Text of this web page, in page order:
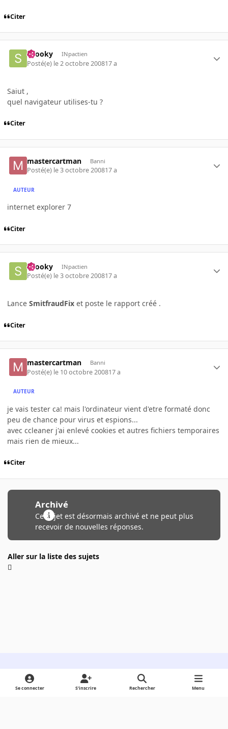
Citer
snooky INpactien
Posté(e) le 2 octobre 200817 a
Saiut ,
quel navigateur utilises-tu ?
Citer
mastercartman Banni
Posté(e) le 3 octobre 200817 a
AUTEUR
internet explorer 7
Citer
snooky INpactien
Posté(e) le 3 octobre 200817 a
Lance SmitfraudFix et poste le rapport créé .
Citer
mastercartman Banni
Posté(e) le 10 octobre 200817 a
AUTEUR
je vais tester ca! mais l'ordinateur vient d'etre formaté donc
peu de chance pour virus et espions...
avec ccleaner j'ai enlevé cookies et autres fichiers temporaires
mais rien de mieux...
Citer
Archivé
Ce sujet est désormais archivé et ne peut plus
recevoir de nouvelles réponses.
Aller sur la liste des sujets
Light ModeDark ModeSystem Preference
Se connecter S’inscrire Rechercher Menu